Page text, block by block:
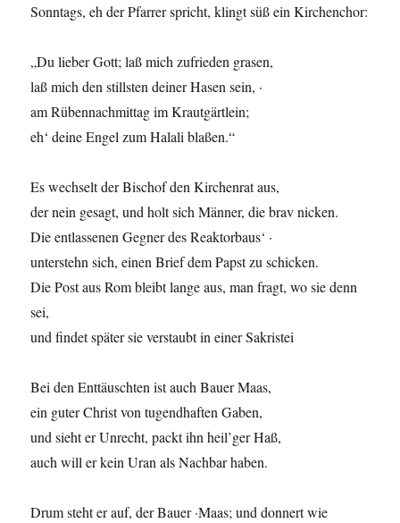
Sonntags, eh der Pfarrer spricht, klingt süß ein Kirchenchor:
„Du lieber Gott; laß mich zufrieden grasen,
laß mich den stillsten deiner Hasen sein, ·
am Rübennachmittag im Krautgärtlein;
eh‘ deine Engel zum Halali blaßen.“
Es wechselt der Bischof den Kirchenrat aus,
der nein gesagt, und holt sich Männer, die brav nicken.
Die entlassenen Gegner des Reaktorbaus‘ ·
unterstehn sich, einen Brief dem Papst zu schicken.
Die Post aus Rom bleibt lange aus, man fragt, wo sie denn
sei,
und findet später sie verstaubt in einer Sakristei
Bei den Enttäuschten ist auch Bauer Maas,
ein guter Christ von tugendhaften Gaben,
und sieht er Unrecht, packt ihn heil’ger Haß,
auch will er kein Uran als Nachbar haben.
Drum steht er auf, der Bauer ·Maas; und donnert wie